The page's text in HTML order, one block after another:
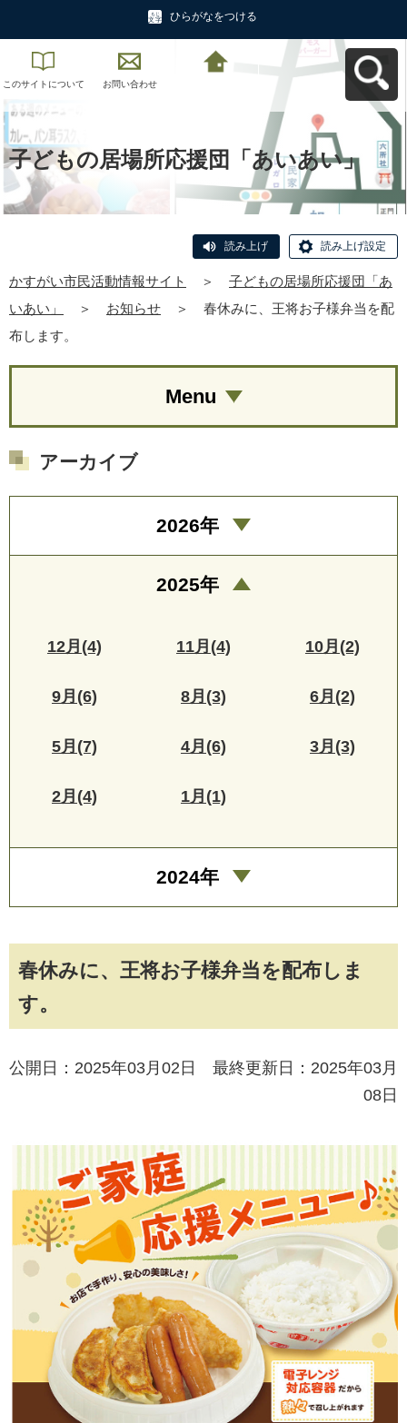
ひらがなをつける
このサイトについて お問い合わせ
子どもの居場所応援団「あいあい」
読み上げ 読み上げ設定
かすがい市民活動情報サイト ＞
子どもの居場所応援団「あ
いあい」
＞ お知らせ ＞
春休みに、王将お子様弁当を配
布します。
春休みに、王将お子様弁当を配布しま
す。
公開日：2025年03月02日 最終更新日：2025年03月
08日
Menu
アーカイブ
2026年
2025年
12月(4) 11月(4) 10月(2)
9月(6) 8月(3) 6月(2)
5月(7) 4月(6) 3月(3)
2月(4) 1月(1)
2024年